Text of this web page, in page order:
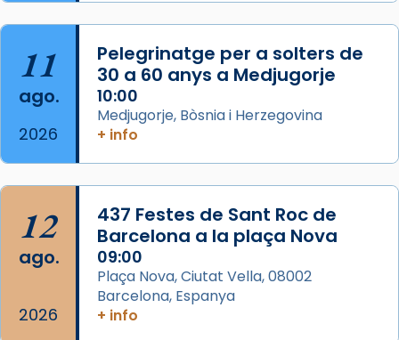
Acompanyant la història de sant Cugat, a
partir de l’Edat Mitjana sorgeix la tradició
que les santes Juliana (“relatiu a Júlia”) i
Semproniana (“relatiu a Semprònia =
eterna”) són deixebles seves. I l’any 1667, el
frare Joan Gaspar Roig, afirma en una obra
que les santes són filles de l’antiga Iluro.
Mataró en reivindicarà les relíq
Foto
View on Facebook · Share
11
ago.
2026
Pelegrinatge per a solters de
30 a 60 anys a Medjugorje
10:00
Medjugorje, Bòsnia i Herzegovina
+ info
12
ago.
2026
437 Festes de Sant Roc de
Barcelona a la plaça Nova
09:00
Plaça Nova, Ciutat Vella, 08002
Barcelona, Espanya
+ info